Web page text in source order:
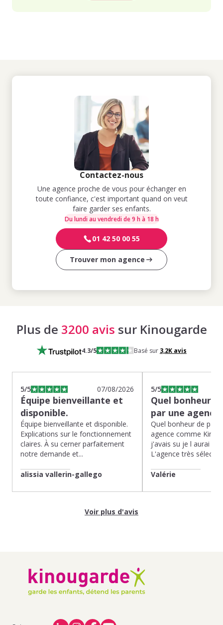
Contactez-nous
Une agence proche de vous pour échanger en
toute confiance, c'est important quand on veut
faire garder ses enfants.
Du lundi au vendredi de 9 h à 18 h
01 42 50 00 55
Trouver mon agence
Plus de 3200 avis sur Kinougarde
4.3/5 Basé sur 3,2Kavis
5/5 07/08/2026
Équipe bienveillante et
disponible.
Équipe bienveillante et disponible.
Explications sur le fonctionnement
claires. À su cerner parfaitement
notre demande et...
alissia vallerin-gallego
5/5
Quel bonheur
par une
Quel bonheur de
agence comme
j'avais su je l aurai
L'agence très
Valérie
Voir plus d'avis